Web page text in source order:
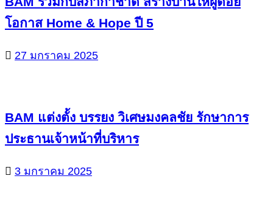
โอกาส Home & Hope ปี 5
27 มกราคม 2025
BAM แต่งตั้ง บรรยง วิเศษมงคลชัย รักษาการ
ประธานเจ้าหน้าที่บริหาร
3 มกราคม 2025